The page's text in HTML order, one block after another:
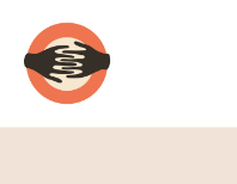
contenido